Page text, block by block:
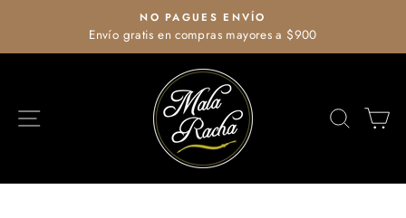
al
diapositivas
pausa
NO PAGUES ENVÍO
Envío gratis en compras mayores a $900